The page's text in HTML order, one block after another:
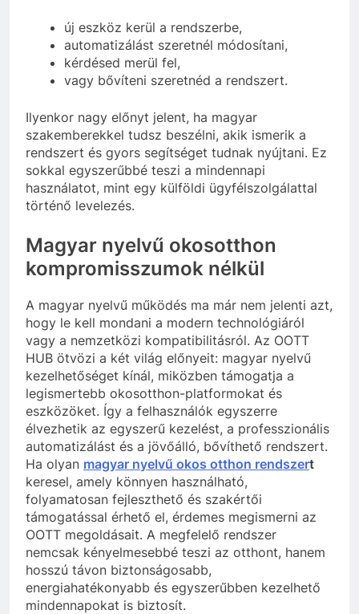
új eszköz kerül a rendszerbe,
automatizálást szeretnél módosítani,
kérdésed merül fel,
vagy bővíteni szeretnéd a rendszert.
Ilyenkor nagy előnyt jelent, ha magyar
szakemberekkel tudsz beszélni, akik ismerik a
rendszert és gyors segítséget tudnak nyújtani. Ez
sokkal egyszerűbbé teszi a mindennapi
használatot, mint egy külföldi ügyfélszolgálattal
történő levelezés.
Magyar nyelvű okosotthon
kompromisszumok nélkül
A magyar nyelvű működés ma már nem jelenti azt,
hogy le kell mondani a modern technológiáról
vagy a nemzetközi kompatibilitásról. Az OOTT
HUB ötvözi a két világ előnyeit: magyar nyelvű
kezelhetőséget kínál, miközben támogatja a
legismertebb okosotthon-platformokat és
eszközöket. Így a felhasználók egyszerre
élvezhetik az egyszerű kezelést, a professzionális
automatizálást és a jövőálló, bővíthető rendszert.
Ha olyan magyar nyelvű okos otthon rendszert
keresel, amely könnyen használható,
folyamatosan fejleszthető és szakértői
támogatással érhető el, érdemes megismerni az
OOTT megoldásait. A megfelelő rendszer
nemcsak kényelmesebbé teszi az otthont, hanem
hosszú távon biztonságosabb,
energiahatékonyabb és egyszerűbben kezelhető
mindennapokat is biztosít.